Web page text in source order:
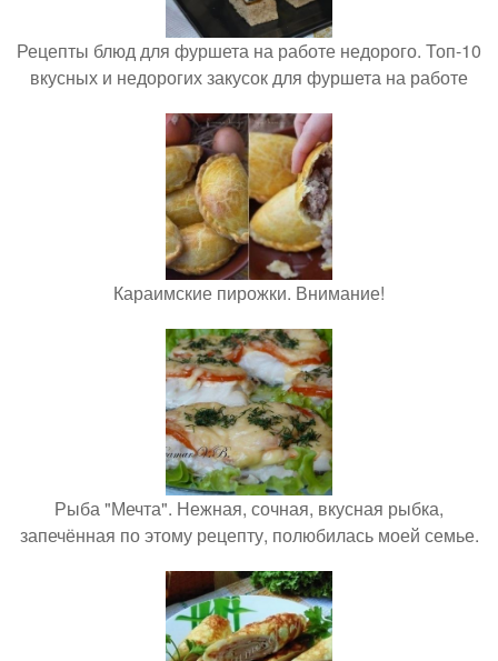
Рецепты блюд для фуршета на работе недорого. Топ-10
вкусных и недорогих закусок для фуршета на работе
Караимские пирожки. Внимание!
Рыба "Мечта". Нежная, сочная, вкусная рыбка,
запечённая по этому рецепту, полюбилась моей семье.